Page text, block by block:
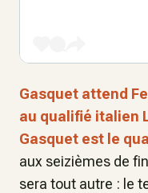
Gasquet attend
au qualifié italien
Gasquet est le
aux seizièmes de
sera tout autre : le